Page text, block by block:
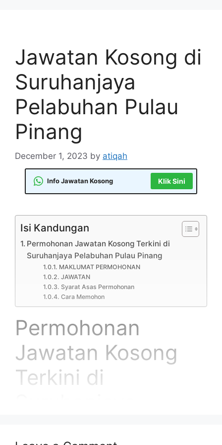
Jawatan Kosong di
Suruhanjaya
Pelabuhan Pulau
Pinang
December 1, 2023 by atiqah
Info Jawatan Kosong Klik Sini
Isi Kandungan
Permohonan Jawatan Kosong Terkini di
Suruhanjaya Pelabuhan Pulau Pinang
MAKLUMAT PERMOHONAN
JAWATAN
Syarat Asas Permohonan
Cara Memohon
Permohonan
Jawatan Kosong
Terkini di